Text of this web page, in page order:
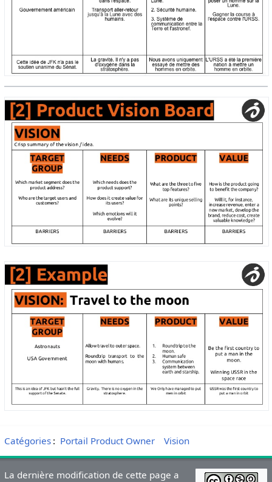
Catégories: Portail Product Owner Vision
La dernière modification de cette page a